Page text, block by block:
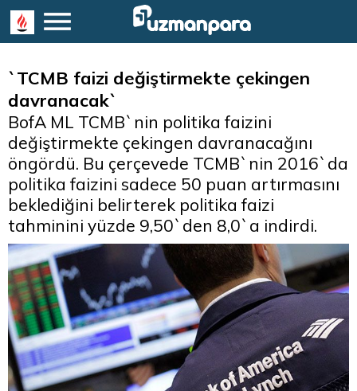
`TCMB faizi değiştirmekte çekingen
davranacak`
BofA ML TCMB`nin politika faizini
değiştirmekte çekingen davranacağını
öngördü. Bu çerçevede TCMB`nin 2016`da
politika faizini sadece 50 puan artırmasını
beklediğini belirterek politika faizi
tahminini yüzde 9,50`den 8,0`a indirdi.